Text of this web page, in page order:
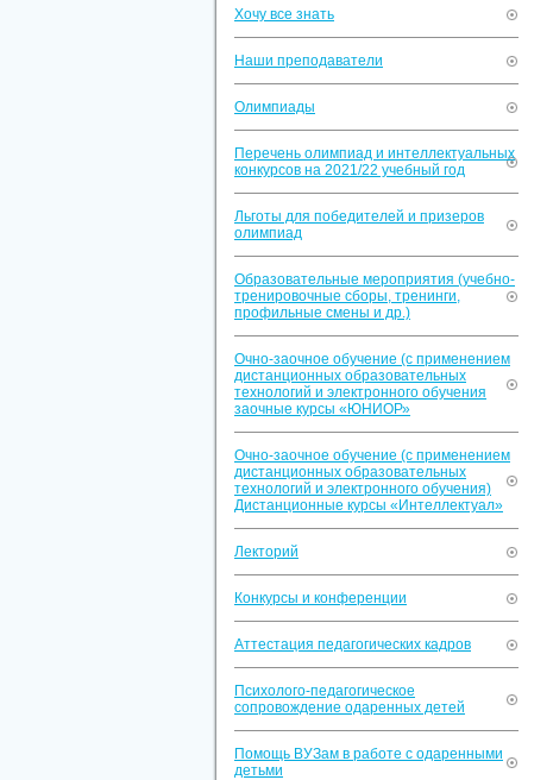
Хочу все знать
Наши преподаватели
Олимпиады
Перечень олимпиад и интеллектуальных
конкурсов на 2021/22 учебный год
Льготы для победителей и призеров
олимпиад
Образовательные мероприятия (учебно-
тренировочные сборы, тренинги,
профильные смены и др.)
Очно-заочное обучение (с применением
дистанционных образовательных
технологий и электронного обучения
заочные курсы «ЮНИОР»
Очно-заочное обучение (с применением
дистанционных образовательных
технологий и электронного обучения)
Дистанционные курсы «Интеллектуал»
Лекторий
Конкурсы и конференции
Аттестация педагогических кадров
Психолого-педагогическое
сопровождение одаренных детей
Помощь ВУЗам в работе с одаренными
детьми